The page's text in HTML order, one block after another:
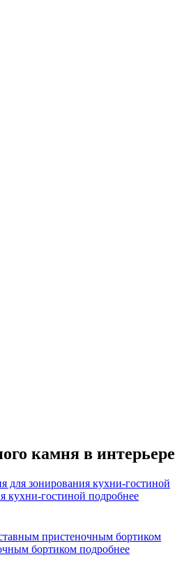
камня в интерьере
кухни-гостиной подробнее
бортиком подробнее